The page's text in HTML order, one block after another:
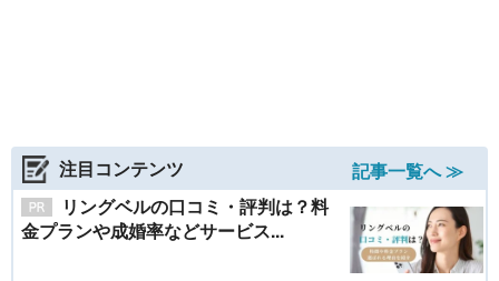
注目コンテンツ
記事一覧へ ≫
リングベルの口コミ・評判は？料
金プランや成婚率などサービス...